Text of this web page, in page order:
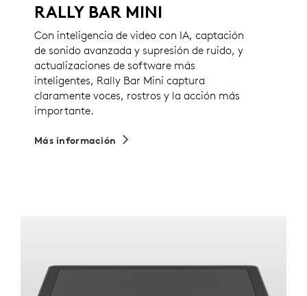
RALLY BAR MINI
Con inteligencia de video con IA, captación
de sonido avanzada y supresión de ruido, y
actualizaciones de software más
inteligentes, Rally Bar Mini captura
claramente voces, rostros y la acción más
importante.
Más información